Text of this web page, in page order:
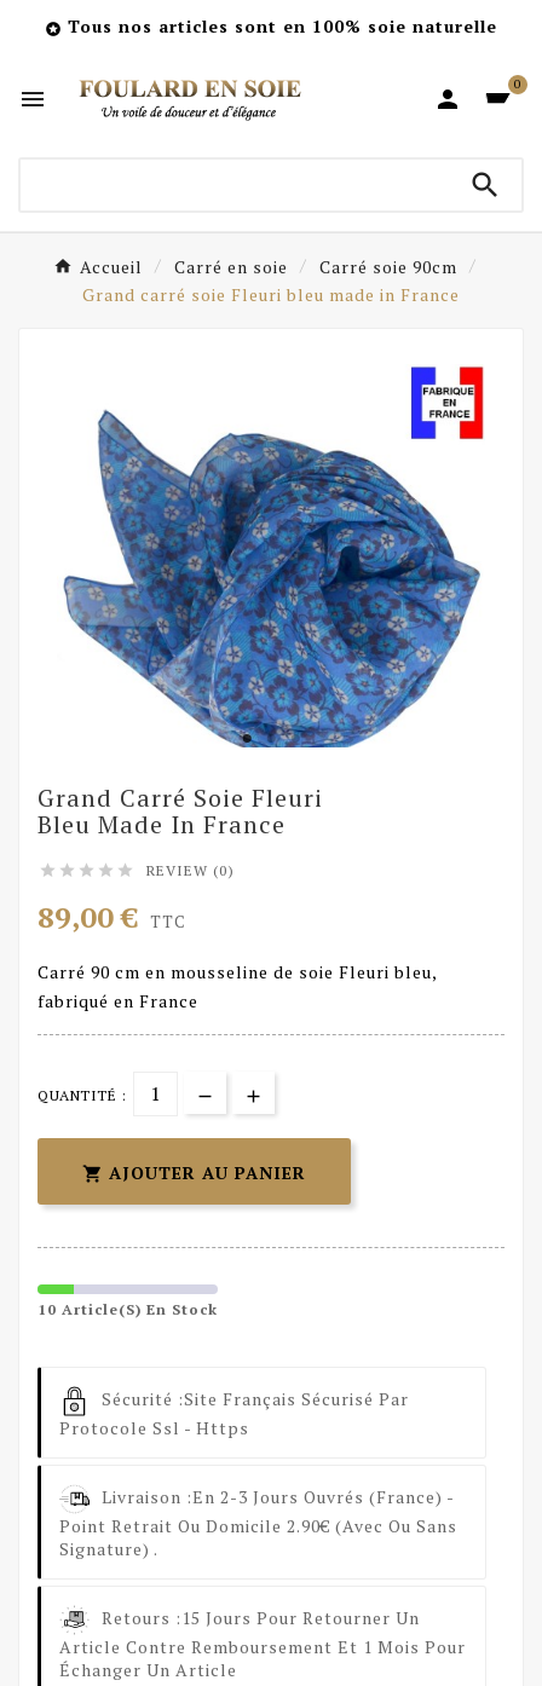
 Tous nos articles sont en 100% soie naturelle
 
0

Accueil Carré en soie
Carré soie 90cm
Grand carré soie Fleuri bleu made in France
Grand Carré Soie Fleuri
Bleu Made In France
     REVIEW (0)
89,00 € TTC
Carré 90 cm en mousseline de soie Fleuri bleu,
fabriqué en France
QUANTITÉ :
 AJOUTER AU PANIER
10 Article(s) En Stock
Sécurité :Site Français Sécurisé Par
Protocole Ssl - Https
Livraison :En 2-3 Jours Ouvrés (France) -
Point Retrait Ou Domicile 2.90€ (avec Ou Sans
Signature) .
Retours : 15 Jours Pour Retourner Un
Article Contre Remboursement Et 1 Mois Pour
Échanger Un Article